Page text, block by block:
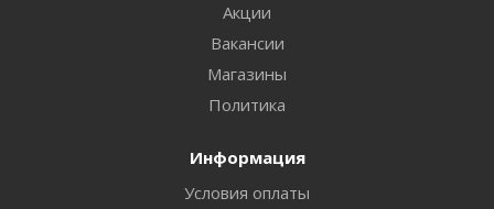
Акции
Вакансии
Магазины
Политика
Информация
Условия оплаты